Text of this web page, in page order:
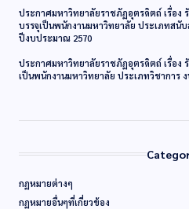
ประกาศมหาวิทยาลัยราชภัฏอุตรดิตถ์ เรื่อ
บรรจุเป็นพนักงานมหาวิทยาลัย ประเภทสนั
ปีงบประมาณ 2570
ประกาศมหาวิทยาลัยราชภัฏอุตรดิตถ์ เรื่อง
เป็นพนักงานมหาวิทยาลัย ประเภทวิชาการ
กฏหมายต่างๆ
กฏหมายอื่นๆที่เกี่ยวข้อง